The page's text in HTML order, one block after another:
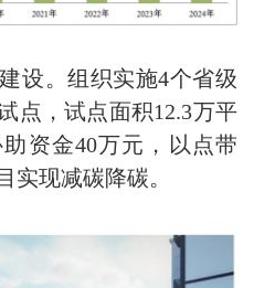
。组织实施4个省级
点，试点面积12.3万平
资金40万元，以点带
实现减碳降碳。